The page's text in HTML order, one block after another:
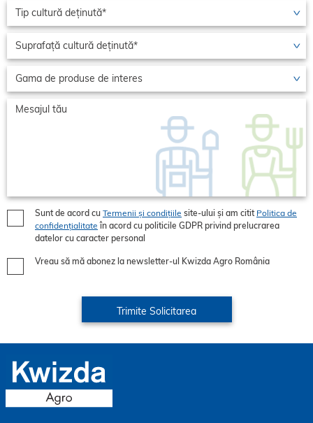
Sunt de acord cu Termenii și condițiile site-ului și am citit Politica de
confidențialitate în acord cu politicile GDPR privind prelucrarea
datelor cu caracter personal
Vreau să mă abonez la newsletter-ul Kwizda Agro România